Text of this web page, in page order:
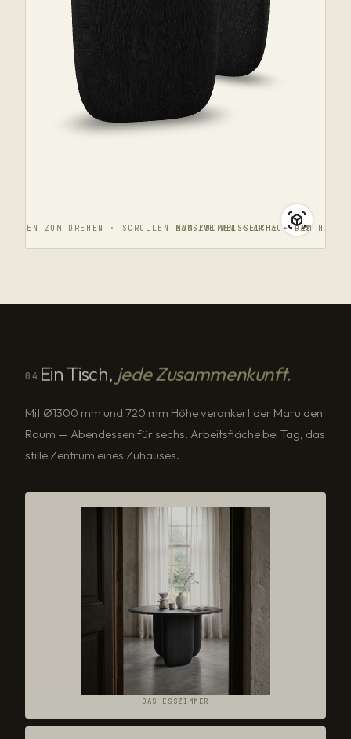
MASSIVE WEISSEICHE · FAS
ZIEHEN ZUM DREHEN · SCROLLEN ZUM ZOOMEN · AR AUF DEM HANDY
04 Ein Tisch, jede Zusammenkunft.
Mit Ø1300 mm und 720 mm Höhe verankert der Maru den
Raum — Abendessen für sechs, Arbeitsfläche bei Tag, das
stille Zentrum eines Zuhauses.
DAS ESSZIMMER